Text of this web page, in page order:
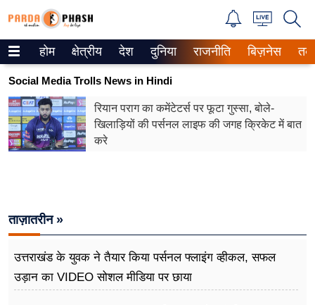
Trending on Google News
ePaper
वेब स्टोरीज
वीडियो
रिलेशनशिप
जीवन मंत्रा
होम क्षेत्रीय देश दुनिया राजनीति बिज़नेस
Social Media Trolls News in Hindi
रियान पराग का कमेंटेटर्स पर फूटा गुस्सा, बोले-
खिलाड़ियों की पर्सनल लाइफ की जगह क्रिकेट में बात
करे
ताज़ातरीन »
उत्तराखंड के युवक ने तैयार किया पर्सनल फ्लाइंग व्हीकल, सफल
उड़ान का VIDEO सोशल मीडिया पर छाया